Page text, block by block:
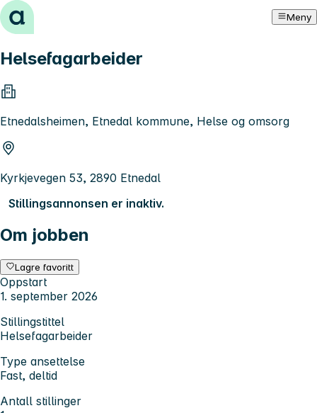
Hopp til innhold Meny
Helsefagarbeider
Etnedalsheimen, Etnedal kommune, Helse og omsorg
Kyrkjevegen 53, 2890 Etnedal
Stillingsannonsen er inaktiv.
Om jobben
Lagre favoritt
Oppstart
1. september 2026
Stillingstittel
Helsefagarbeider
Type ansettelse
Fast, deltid
Antall stillinger